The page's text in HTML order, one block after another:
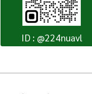
ID : @224nuavl